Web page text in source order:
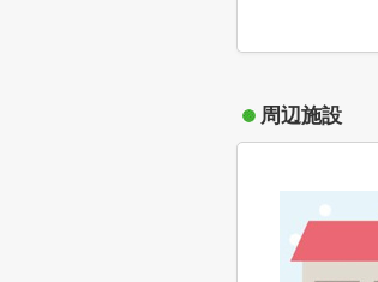
周辺施設